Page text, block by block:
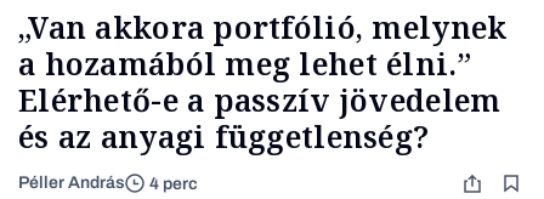
„Van akkora portfólió, melynek
a hozamából meg lehet élni.”
Elérhető-e a passzív jövedelem
és az anyagi függetlenség?
Péller András 4 perc